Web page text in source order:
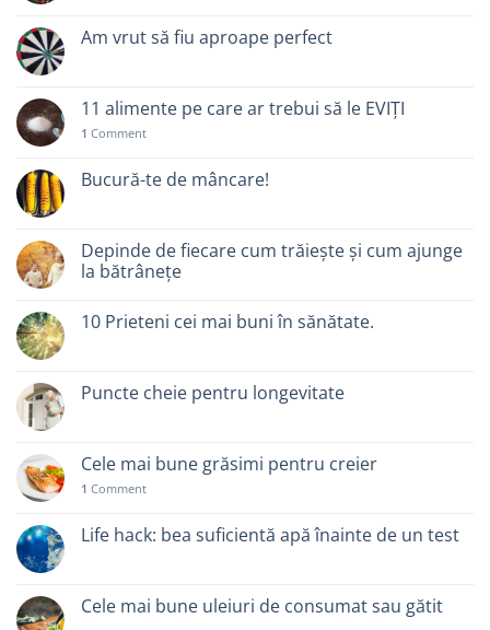
Am vrut să fiu aproape perfect
11 alimente pe care ar trebui să le EVIȚI
1 Comment
Bucură-te de mâncare!
Depinde de fiecare cum trăiește și cum ajunge
la bătrânețe
10 Prieteni cei mai buni în sănătate.
Puncte cheie pentru longevitate
Cele mai bune grăsimi pentru creier
1 Comment
Life hack: bea suficientă apă înainte de un test
Cele mai bune uleiuri de consumat sau gătit